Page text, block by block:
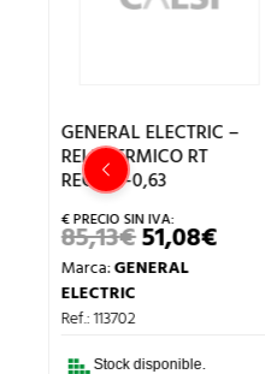
GENERAL ELECTRIC –
RELE TERMICO RT
REG.0,4-0,63
85,13€EL
PRECIO
ORIGINAL
51,08€EL
Marca:GENERAL
ELECTRIC
Ref.: 113702
Stock disponible.